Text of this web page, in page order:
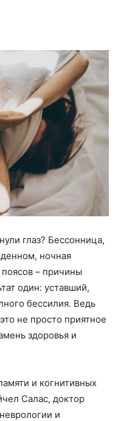
глаз? Бессонница,
ночная
– причины
один: уставший,
бессилия. Ведь
не просто приятное
здоровья и
и когнитивных
Салас, доктор
и